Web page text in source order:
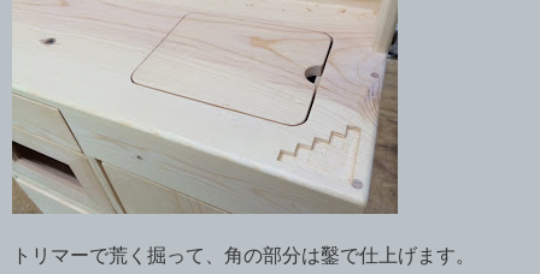
トリマーで荒く掘って、角の部分は鑿で仕上げます。